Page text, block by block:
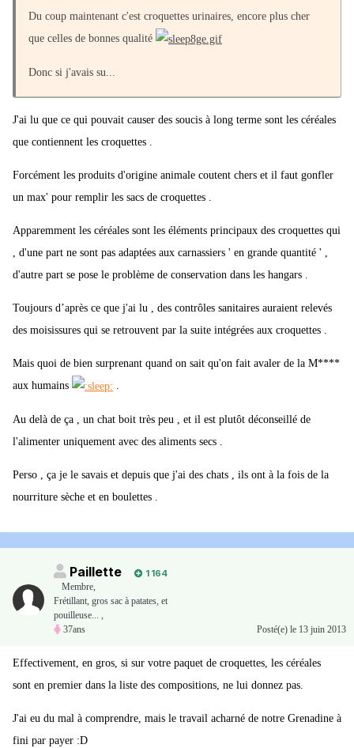
Du coup maintenant c'est croquettes urinaires, encore plus cher
que celles de bonnes qualité
Donc si j'avais su...
J'ai lu que ce qui pouvait causer des soucis à long terme sont les céréales
que contiennent les croquettes .
Forcément les produits d'origine animale coutent chers et il faut gonfler
un max' pour remplir les sacs de croquettes .
Apparemment les céréales sont les éléments principaux des croquettes qui
, d'une part ne sont pas adaptées aux carnassiers ' en grande quantité ' ,
d'autre part se pose le problème de conservation dans les hangars .
Toujours d’après ce que j'ai lu , des contrôles sanitaires auraient relevés
des moisissures qui se retrouvent par la suite intégrées aux croquettes .
Mais quoi de bien surprenant quand on sait qu'on fait avaler de la M****
aux humains
.
Au delà de ça , un chat boit très peu , et il est plutôt déconseillé de
l'alimenter uniquement avec des aliments secs .
Perso , ça je le savais et depuis que j'ai des chats , ils ont à la fois de la
nourriture sèche et en boulettes .
Paillette
1 164
Membre,
Frétillant, gros sac à patates, et
pouilleuse... ,
37ans
Posté(e) le 13 juin 2013
Effectivement, en gros, si sur votre paquet de croquettes, les céréales
sont en premier dans la liste des compositions, ne lui donnez pas.
J'ai eu du mal à comprendre, mais le travail acharné de notre Grenadine à
fini par payer :D